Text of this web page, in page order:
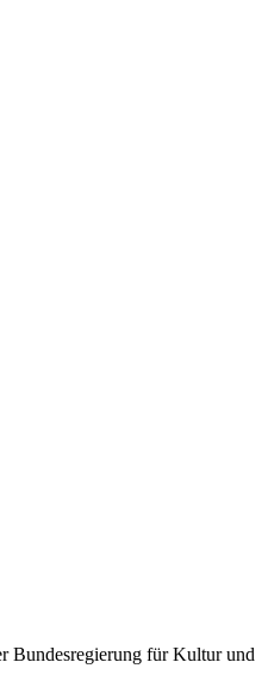
Bundesregierung für Kultur und